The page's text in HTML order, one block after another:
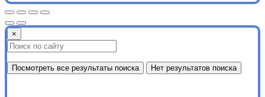
×
Посмотреть все результаты поиска Нет результатов поиска